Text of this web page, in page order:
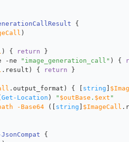
{
)
) { return }
-ne "image_generation_call" ) {
.result) { return }
.output_format) { [ string ]
Get-Location ) " $outBase . $ext "
-Base64 ([ string ] $ImageCall
{